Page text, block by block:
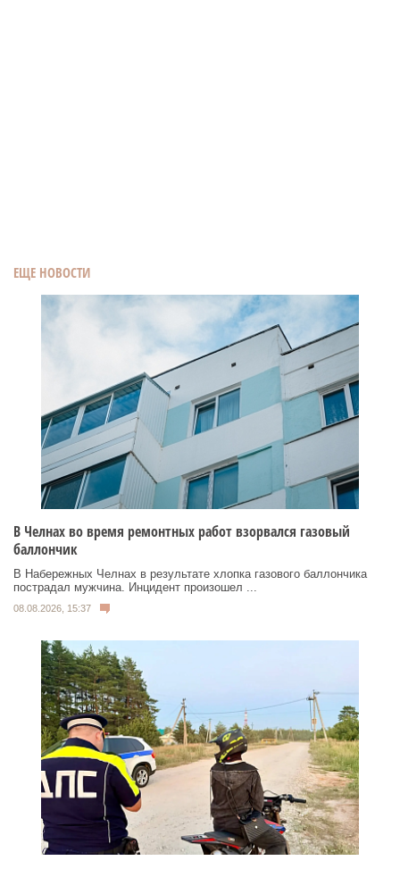
ЕЩЕ НОВОСТИ
В Челнах во время ремонтных работ взорвался газовый
баллончик
В Набережных Челнах в результате хлопка газового баллончика
пострадал мужчина. Инцидент произошел ...
08.08.2026, 15:37